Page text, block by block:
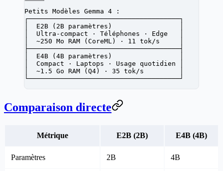
Petits Modèles Gemma 4 :
┌──────────────────────────────────────┐
│  E2B (2B paramètres)                 │
│  Ultra-compact · Téléphones · Edge   │
│  ~250 Mo RAM (CoreML) · 11 tok/s     │
├──────────────────────────────────────┤
│  E4B (4B paramètres)                 │
│  Compact · Laptops · Usage quotidien │
│  ~1.5 Go RAM (Q4) · 35 tok/s         │
└──────────────────────────────────────┘
Comparaison directe
Métrique E2B (2B) E4B (4B)
Paramètres 2B 4B